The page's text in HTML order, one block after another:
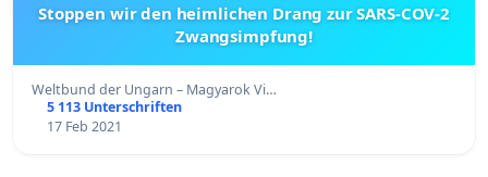
Stoppen wir den heimlichen Drang zur SARS-COV-2
Zwangsimpfung!
Weltbund der Ungarn – Magyarok Vi…
5 113 Unterschriften
17 Feb 2021